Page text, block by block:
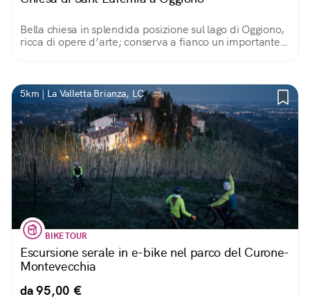
Bella chiesa in splendida posizione sul lago di Oggiono,
ricca di opere d’arte; conserva a fianco un importante
5km | La Valletta Brianza, LC
BIKE TOUR
Escursione serale in e-bike nel parco del Curone-
Montevecchia
da 95,00 €